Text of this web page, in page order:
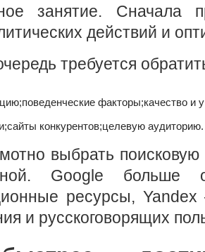
занятие. Сначала
действий и
требуется
поведенческие факторы;качество и
сайты конкурентов;целевую аудиторию.
выбрать поисковую
Google больше
ресурсы, Yandex
и русскоговорящих